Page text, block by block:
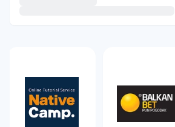
Takođe možete da:
proverite pravopisne greške